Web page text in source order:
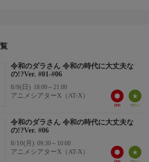
は怪異を恐れるどころか「ダラさん」
)／ダラさん：田村睦心
令和のダラさん 令和の時代に大丈夫な
の!?Ver. #01-#06
8/9(日) 18:00～21:00
アニメシアターX（AT-X）
令和のダラさん 令和の時代に大丈夫な
の!?Ver. #06
8/10(月) 09:30～10:00
アニメシアターX（AT-X）